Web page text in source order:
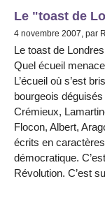
Le "toast de
4 novembre 2007, par
Le toast de
Quel écueil
L’écueil où s’est
bourgeois
Crémieux,
Flocon, Albert,
écrits en
démocratique.
Révolution. C’est